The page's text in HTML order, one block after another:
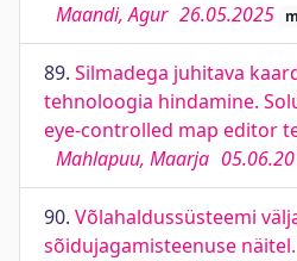
Maandi, Agur 26.05.2025
89. Silmadega juhitava
tehnoloogia hindamine.
eye-controlled map editor
Mahlapuu, Maarja
90. Võlahaldussüsteemi
sõidujagamisteenuse